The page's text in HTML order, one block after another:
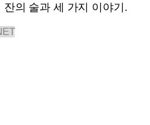
잔의 술과 세 가지 이야기.